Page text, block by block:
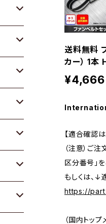
送料無料
カー） 1
¥4,666
【適合確認
（注意）ご
区分番号」
もしくは、↓
https://
（国内トッ